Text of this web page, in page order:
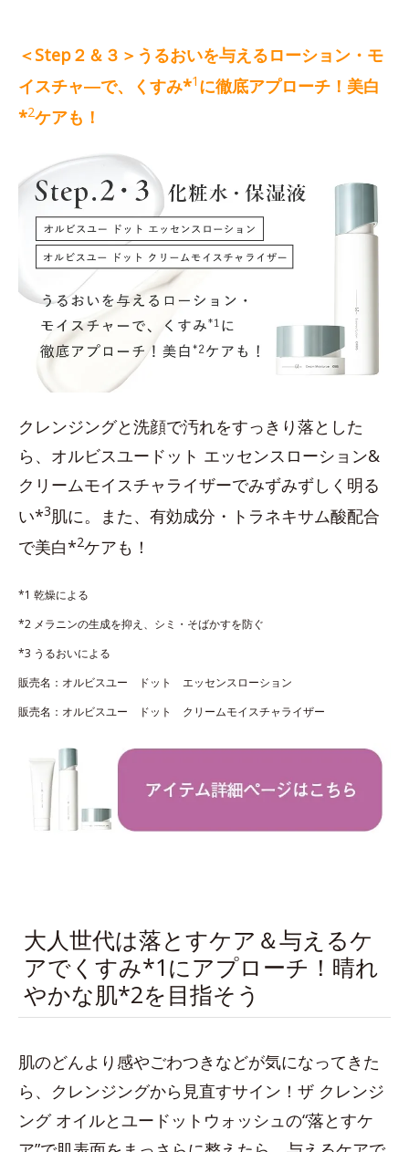
＜Step２＆３＞うるおいを与えるローション・モ
イスチャ―で、くすみ*1 に徹底アプローチ！美白
*2ケアも！
クレンジングと洗顔で汚れをすっきり落とした
ら、オルビスユードット エッセンスローション&
クリームモイスチャライザーでみずみずしく明る
い*3肌に。また、有効成分・トラネキサム酸配合
で美白*2ケアも！
*1 乾燥による
*2 メラニンの生成を抑え、シミ・そばかすを防ぐ
*3 うるおいによる
販売名：オルビスユー ドット エッセンスローション
販売名：オルビスユー ドット クリームモイスチャライザー
大人世代は落とすケア＆与えるケ
アでくすみ*1にアプローチ！晴れ
やかな肌*2を目指そう
肌のどんより感やごわつきなどが気になってきた
ら、クレンジングから見直すサイン！ザ クレンジ
ング オイルとユードットウォッシュの“落とすケ